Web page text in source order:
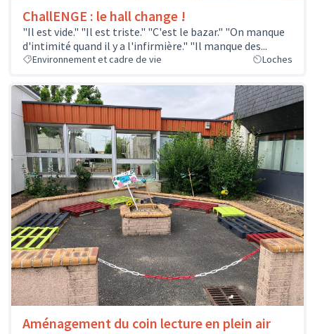
ChallENGE : le hall change !
"Il est vide." "Il est triste." "C'est le bazar." "On manque
d'intimité quand il y a l'infirmière." "Il manque des...
Environnement et cadre de vie Loches
Aménagement du coin lecture en plein air